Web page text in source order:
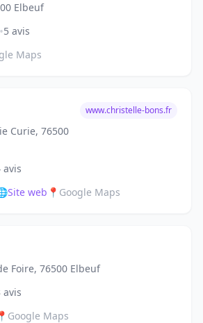
Elbeuf
•5 avis
Maps
Curie, 76500
www.christelle-bons.fr
avis
Site web 📍 Google Maps
Foire, 76500 Elbeuf
avis
📍 Google Maps